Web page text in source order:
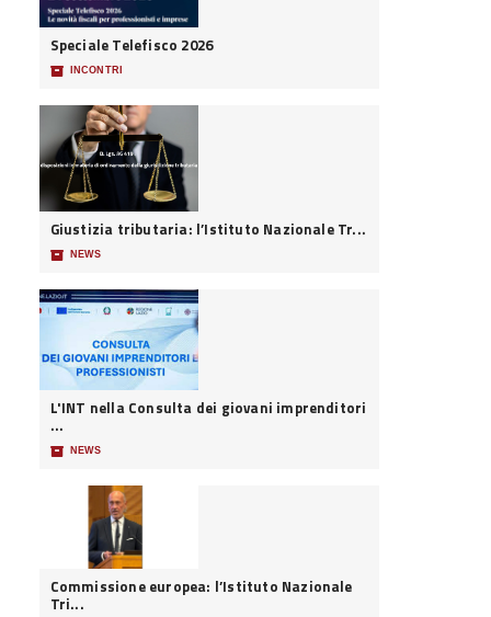
Speciale Telefisco 2026
📦 INCONTRI
Giustizia tributaria: l’Istituto Nazionale Tr...
📦 NEWS
L'INT nella Consulta dei giovani imprenditori
...
📦 NEWS
Commissione europea: l’Istituto Nazionale
Tri...